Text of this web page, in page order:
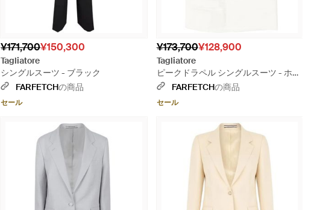
¥171,700¥150,300
Tagliatore
シングルスーツ - ブラック
FARFETCHの商品
セール
¥173,700¥128,900
Tagliatore
ピークドラペル シングルスーツ - ホワ
イトFARFETCHの商品
セール